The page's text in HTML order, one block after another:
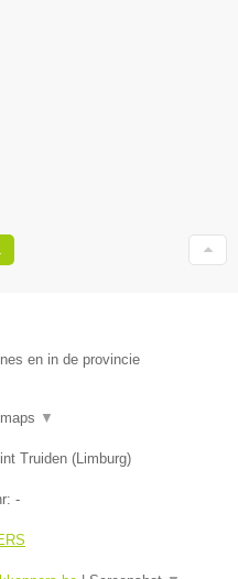
en in de provincie
▼
Truiden (Limburg)
-